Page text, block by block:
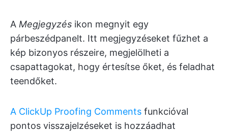
A Megjegyzés ikon megnyit egy
párbeszédpanelt. Itt megjegyzéseket fűzhet a
kép bizonyos részeire, megjelölheti a
csapattagokat, hogy értesítse őket, és feladhat
teendőket.
A ClickUp Proofing Comments funkcióval
pontos visszajelzéseket is hozzáadhat